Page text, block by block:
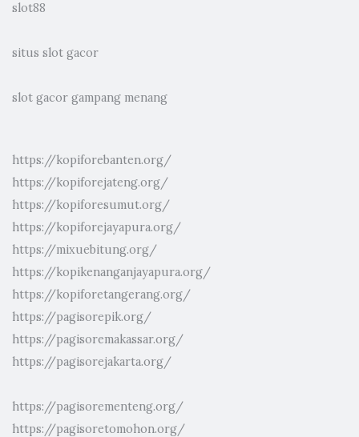
slot88
situs slot gacor
slot gacor gampang menang
https://kopiforebanten.org/
https://kopiforejateng.org/
https://kopiforesumut.org/
https://kopiforejayapura.org/
https://mixuebitung.org/
https://kopikenanganjayapura.org/
https://kopiforetangerang.org/
https://pagisorepik.org/
https://pagisoremakassar.org/
https://pagisorejakarta.org/
https://pagisorementeng.org/
https://pagisoretomohon.org/